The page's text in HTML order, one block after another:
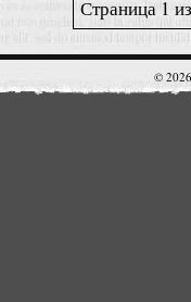
Страница 1
©